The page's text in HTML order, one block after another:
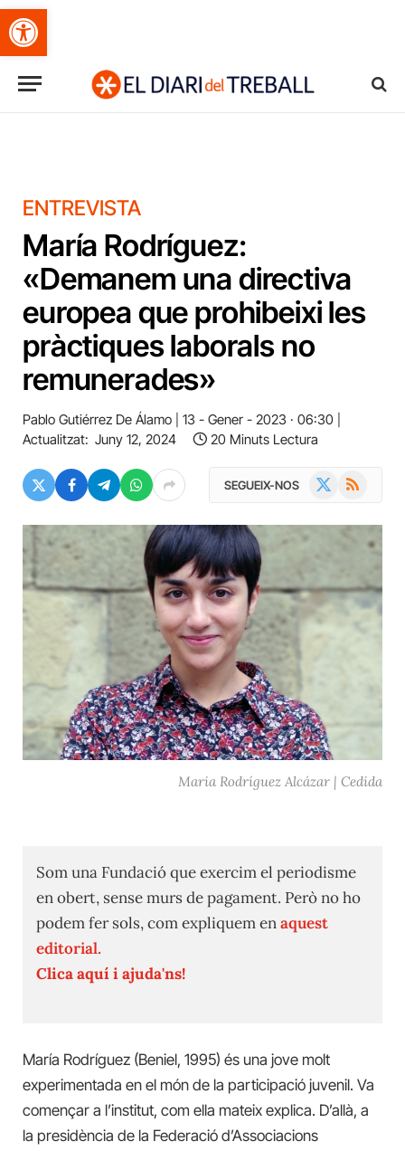
Obre la barra d'eines
ENTREVISTA
María Rodríguez:
«Demanem una directiva
europea que prohibeixi les
pràctiques laborals no
remunerades»
Pablo Gutiérrez De Álamo
13 - Gener - 2023 · 06:30
Actualitzat: Juny 12, 2024 20 Minuts Lectura
SEGUEIX-NOS RSS
Maria Rodríguez Alcázar | Cedida
Som una Fundació que exercim el periodisme
en obert, sense murs de pagament. Però no ho
podem fer sols, com expliquem enaquest
editorial.
Clica aquí i ajuda'ns!
María Rodríguez (Beniel, 1995) és una jove molt
experimentada en el món de la participació juvenil. Va
començar a l’institut, com ella mateix explica. D’allà, a
la presidència de la Federació d’Associacions